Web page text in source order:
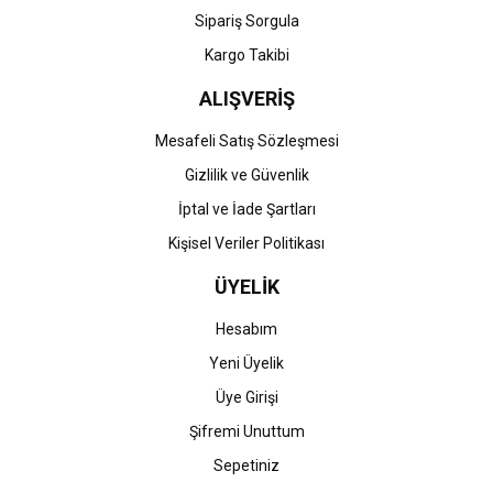
Gönder
Sipariş Sorgula
Kargo Takibi
ALIŞVERİŞ
Mesafeli Satış Sözleşmesi
Gizlilik ve Güvenlik
İptal ve İade Şartları
Kişisel Veriler Politikası
ÜYELİK
Hesabım
Yeni Üyelik
Üye Girişi
Şifremi Unuttum
Sepetiniz